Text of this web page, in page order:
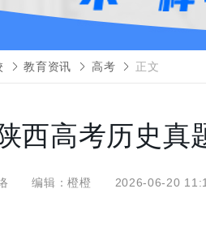
教育资讯 高考 正文
西高考历史真
编辑：橙橙 2026-06-20